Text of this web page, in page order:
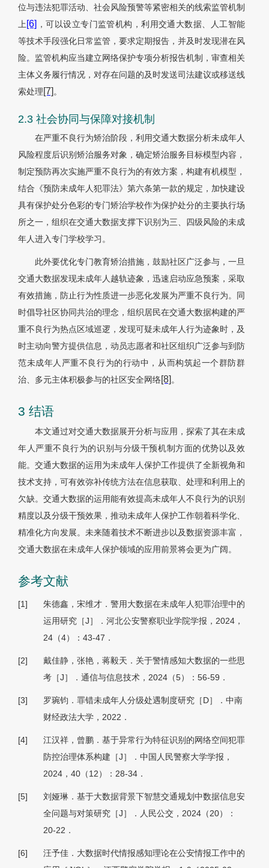
位与违法犯罪活动、社会风险预警等紧密相关的线索监管机制
上[6] ，可以设立专门监管机构，利用交通大数据、人工智能
等技术手段强化日常监管，要求定期报告，并及时发现潜在风
险。监管机构应当建立网络保护专项分析报告机制，审查相关
主体义务履行情况，对存在问题的及时发送司法建议或移送线
索处理[7]。
2.3 社会协同与保障对接机制
在严重不良行为矫治阶段，利用交通大数据分析未成年人
风险程度后识别矫治服务对象，确定矫治服务目标模型内容，
制定预防再次实施严重不良行为的有效方案，构建有机模型，
结合《预防未成年人犯罪法》第六条第一款的规定，加快建设
具有保护处分色彩的专门矫治学校作为保护处分的主要执行场
所之一，组织在交通大数据支撑下识别为三、四级风险的未成
年人进入专门学校学习。
此外要优化专门教育矫治措施，鼓励社区广泛参与，一旦
交通大数据发现未成年人越轨迹象，迅速启动应急预案，采取
有效措施，防止行为性质进一步恶化发展为严重不良行为。同
时倡导社区协同共治的理念，组织居民在交通大数据构建的严
重不良行为热点区域巡逻，发现可疑未成年人行为迹象时，及
时主动向警方提供信息，动员志愿者和社区组织广泛参与到防
范未成年人严重不良行为的行动中，从而构筑起一个群防群
治、多元主体积极参与的社区安全网络[8]。
3 结语
本文通过对交通大数据展开分析与应用，探索了其在未成
年人严重不良行为的识别与分级干预机制方面的优势以及效
能。交通大数据的运用为未成年人保护工作提供了全新视角和
技术支持，可有效弥补传统方法在信息获取、处理和利用上的
欠缺。交通大数据的运用能有效提高未成年人不良行为的识别
精度以及分级干预效果，推动未成年人保护工作朝着科学化、
精准化方向发展。未来随着技术不断进步以及数据资源丰富，
交通大数据在未成年人保护领域的应用前景将会更为广阔。
参考文献
[1]
朱德鑫，宋维才．警用大数据在未成年人犯罪治理中的
运用研究［J］．河北公安警察职业学院学报，2024，
24（4）：43-47．
[2]
戴佳静，张艳，蒋毅天．关于警情感知大数据的一些思
考［J］．通信与信息技术，2024（5）：56-59．
[3]
罗琬钧．罪错未成年人分级处遇制度研究［D］．中南
财经政法大学，2022．
[4]
江汉祥，曾鹏．基于异常行为特征识别的网络空间犯罪
防控治理体系构建［J］．中国人民警察大学学报，
2024，40（12）：28-34．
[5]
刘娅琳．基于大数据背景下智慧交通规划中数据信息安
全问题与对策研究［J］．人民公交，2024（20）：
20-22．
[6]
汪予佳．大数据时代情报感知理论在公安情报工作中的